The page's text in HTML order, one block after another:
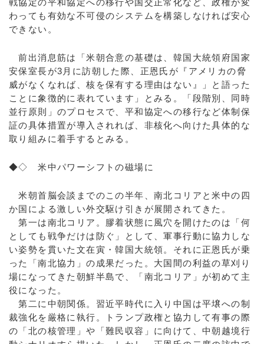
わっても有効な不可侵のシステムを構築しなければ安心
できない。
前出消息筋は「米朝合意の基礎は、韓国大統領府国家
安保室長が3月に訪朝した際、正恩氏が『アメリカの脅
威がなくなれば、核を保有する理由はない』」と語った
ことに象徴的に表れています」とみる。「段階別、同時
並行原則」のプロセスで、平和協定への移行など体制保
証の具体措置が導入されれば、非核化へ向けた具体的な
取り組みに着手するとみる。
◆◇ 米中パワーシフトの磁場に
米朝首脳会談までのこの半年、南北コリアと米中の四
か国による激しい外交駆け引きが展開されてきた。
第一は南北コリア。膠着状態に風穴を開けたのは「何
としても戦争だけは防ぐ」として、軍事行動に協力しな
い姿勢を貫いた文在寅・韓国大統領。それに正恩氏が乗
った「南北協力」の成果だった。大国間の利益の草刈り
場になってきた朝鮮半島で、「南北コリア」が初めて主
役になった。
第二に中朝関係。習近平時代に入り中国は平壌への制
裁強化を厳格に執行。トランプ政権と協力して有事の際
の「北の核管理」や「難民収容」に向けて、中朝越境行